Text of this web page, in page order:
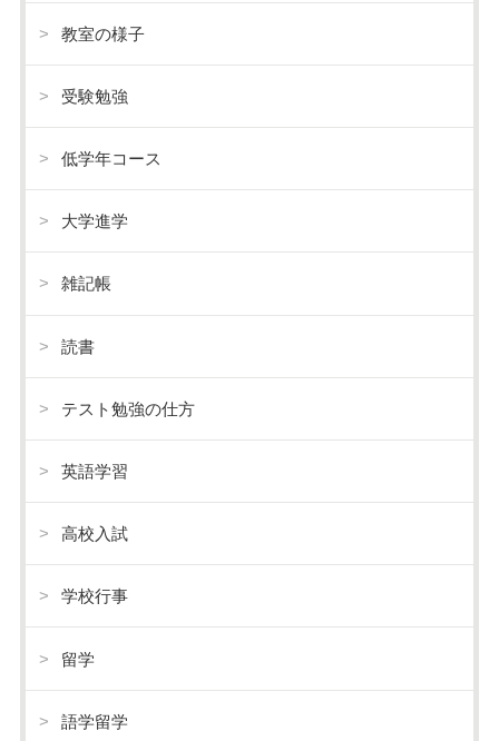
教室の様子
受験勉強
低学年コース
大学進学
雑記帳
読書
テスト勉強の仕方
英語学習
高校入試
学校行事
留学
語学留学